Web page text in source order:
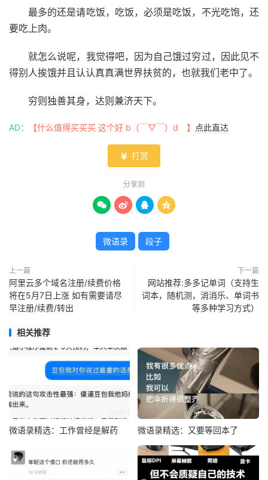
最多的还是请吃饭，吃饭，必须是吃饭，不光吃饱，还
要吃上肉。
就怎么说呢，我觉得吧，因为自己饿过穷过，因此见不
得别人挨饿并且认认真真满世界扶贫的，也就我们老中了。
穷则独善其身，达则兼济天下。
AD： 【什么值得买买买 这个好 b（￣▽￣）d 】 点此直达
 打赏
分享到
   
微语录 段子
上一篇
阿里云多个域名注册/续费价格
将在5月7日上涨 如有需要请尽
早注册/续费/转出
下一篇
网站推荐:多多记单词（支持生
词本，随机测，消消乐、单词书
等多种学习方式）
相关推荐
微语录精选：工作曾经是解药 微语录精选：又要等回本了